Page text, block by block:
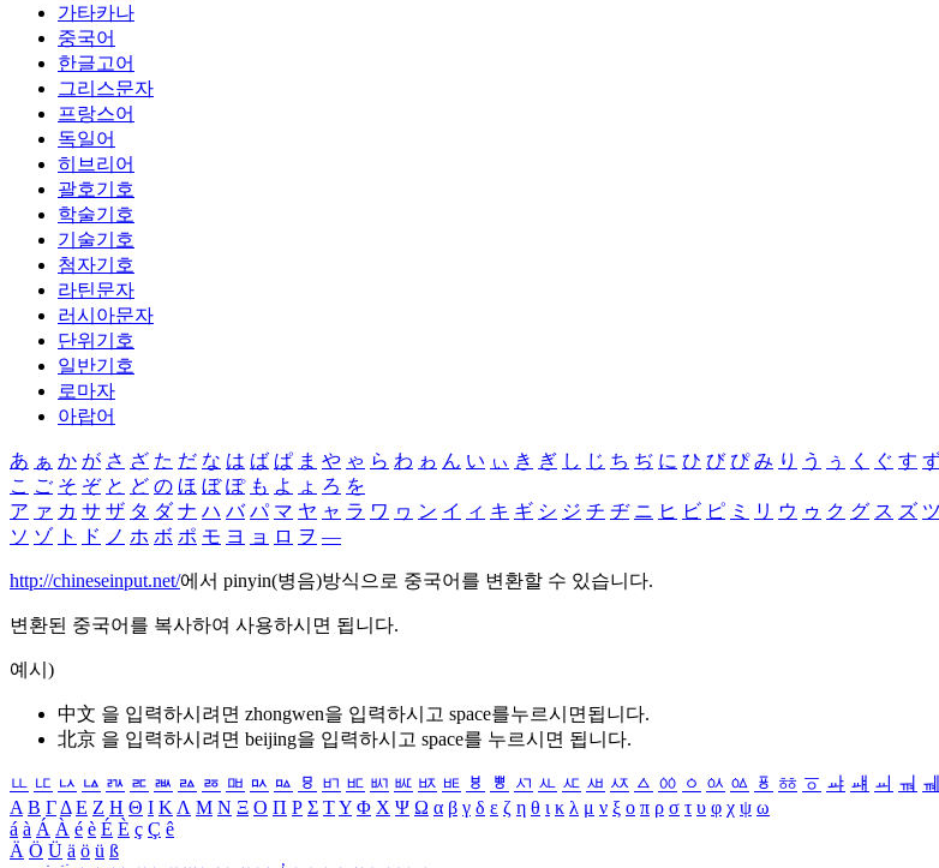
가타카나
중국어
한글고어
그리스문자
프랑스어
독일어
히브리어
괄호기호
학술기호
기술기호
첨자기호
라틴문자
러시아문자
단위기호
일반기호
로마자
아랍어
あ ぁ か が さ ざ た だ な は ば ぱ ま や ゃ ら わ ゎ ん い ぃ き ぎ し じ ち ぢ に ひ び ぴ み り う ぅ く ぐ す
こ ご そ ぞ と ど の ほ ぼ ぽ も よ ょ ろ を
ア ァ カ サ ザ タ ダ ナ ハ バ パ マ ヤ ャ ラ ワ ヮ ン イ ィ キ ギ シ ジ チ ヂ ニ ヒ ビ ピ ミ リ ウ ゥ ク グ ス ズ ツ
ソ ゾ ト ド ノ ホ ボ ポ モ ヨ ョ ロ ヲ ―
http://chineseinput.net/에서 pinyin(병음)방식으로 중국어를 변환할 수 있습니다.
변환된 중국어를 복사하여 사용하시면 됩니다.
예시)
中文 을 입력하시려면 zhongwen을 입력하시고 space를누르시면됩니다.
北京 을 입력하시려면 beijing을 입력하시고 space를 누르시면 됩니다.
ㅥ ㅦ ㅧ ㅨ ㅩ ㅪ ㅫ ㅬ ㅭ ㅮ ㅯ ㅰ ㅱ ㅲ ㅳ ㅴ ㅵ ㅶ ㅷ ㅸ ㅹ ㅺ ㅻ ㅼ ㅽ ㅾ ㅿ ㆀ ㆁ ㆂ ㆃ ㆄ ㆅ ㆆ ㆇ ㆈ ㆉ ㆊ ㆋ
Α Β ΓΔ Ε Ζ Η Θ Ι ΚΛ Μ Ν Ξ Ο Π Ρ Σ ΤΥ Φ Χ Ψ Ω α β γ δ ε ζ η θ ι κ λ μ ν ξ ο π ρ σ τ υ φ χ ψ ω
á à Á À é è É È ç Ç ê
Ä Ö Ü ä ö ü ß